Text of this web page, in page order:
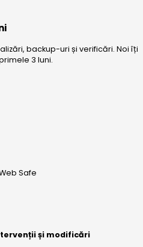
backup-uri și verificări. Noi îți
3 luni.
și modificări